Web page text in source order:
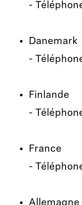
-
Danemark
-
Finlande
-
France
-
Allemagne